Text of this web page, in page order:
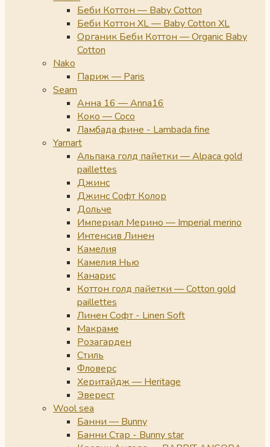
Беби Коттон — Baby Cotton
Беби Коттон XL — Baby Cotton XL
Органик Беби Коттон — Organic Baby
Cotton
Nako
Париж — Paris
Seam
Анна 16 — Anna16
Коко — Coco
Ламбада фине - Lambada fine
Yarnart
Альпака голд пайетки — Alpaca gold
paillettes
Джинс
Джинс Софт Колор
Дольче
Империал Мерино — Imperial merino
Интенсив Линен
Камелия
Камелия Нью
Канарис
Коттон голд пайетки — Cotton gold
paillettes
Линен Софт - Linen Soft
Макраме
Розагарден
Стиль
Фловерс
Херитайдж — Heritage
Эверест
Wool sea
Банни — Bunny
Банни Стар - Bunny star